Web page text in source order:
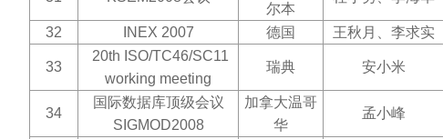
尔本
32 INEX 2007 德国 王秋月、李求实
33
20th ISO/TC46/SC11
working meeting
瑞典 安小米
34
国际数据库顶级会议
SIGMOD2008
加拿大温哥
华
孟小峰